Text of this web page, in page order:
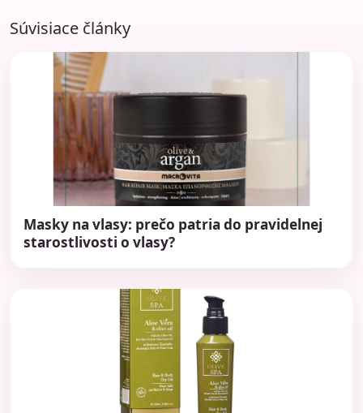
Súvisiace články
Masky na vlasy: prečo patria do pravidelnej
starostlivosti o vlasy?